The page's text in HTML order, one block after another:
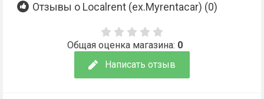
Отзывы о Localrent (ex.Myrentacar) (0)
Написать отзыв
Общая оценка магазина: 0